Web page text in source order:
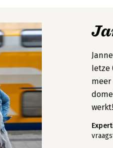
Ietze
meer